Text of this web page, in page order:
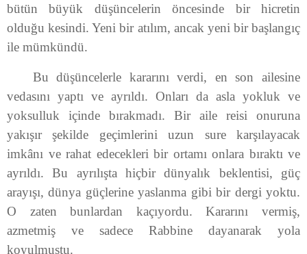
bütün büyük düşüncelerin öncesinde bir hicretin
olduğu kesindi. Yeni bir atılım, ancak yeni bir başlangıç
ile mümkündü.
Bu düşüncelerle kararını verdi, en son ailesine
vedasını yaptı ve ayrıldı. Onları da asla yokluk ve
yoksulluk içinde bırakmadı. Bir aile reisi onuruna
yakışır şekilde geçimlerini uzun sure karşılayacak
imkânı ve rahat edecekleri bir ortamı onlara bıraktı ve
ayrıldı. Bu ayrılışta hiçbir dünyalık beklentisi, güç
arayışı, dünya güçlerine yaslanma gibi bir dergi yoktu.
O zaten bunlardan kaçıyordu. Kararını vermiş,
azmetmiş ve sadece Rabbine dayanarak yola
koyulmuştu.